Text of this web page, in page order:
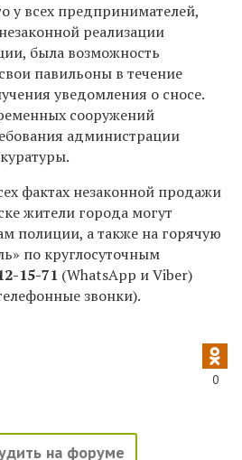
у всех предпринимателей,
реализации
была возможность
павильоны ​в течение
уведомления о сносе.
сооружений
администрации
фактах незаконной продажи
жители города могут
полиции, а также на горячую
по круглосуточным
15-71 (WhatsApp и Viber)
звонки).
0
на форуме